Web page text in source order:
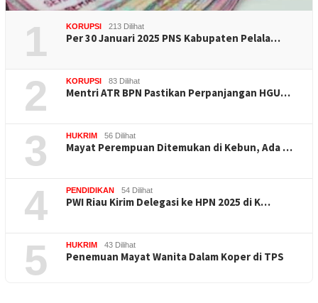
1 KORUPSI 213 Dilihat
Per 30 Januari 2025 PNS Kabupaten Pelala…
2 KORUPSI 83 Dilihat
Mentri ATR BPN Pastikan Perpanjangan HGU…
3 HUKRIM 56 Dilihat
Mayat Perempuan Ditemukan di Kebun, Ada …
4 PENDIDIKAN 54 Dilihat
PWI Riau Kirim Delegasi ke HPN 2025 di K…
5 HUKRIM 43 Dilihat
Penemuan Mayat Wanita Dalam Koper di TPS